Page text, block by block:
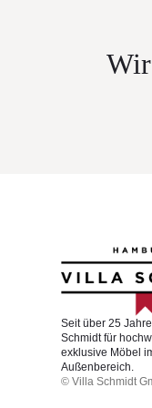
Seit über 25
Schmidt für
exklusive Möbel
Außenbereich.
© Villa Schmidt